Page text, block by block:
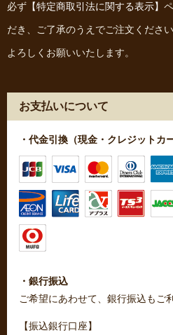
必ず 【特定商取引法に関する表示】
だき、ご了承のうえでご注文ください
よろしくお願いいたします。
お支払いについて
・代金引換（現金・クレジットカ
・銀行振込
ご希望にあわせて、銀行振込もご
【振込銀行口座】